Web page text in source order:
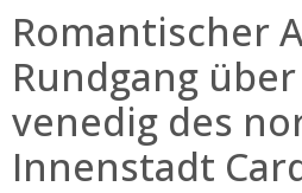
Romantischer
Rundgang über
venedig des
Innenstadt